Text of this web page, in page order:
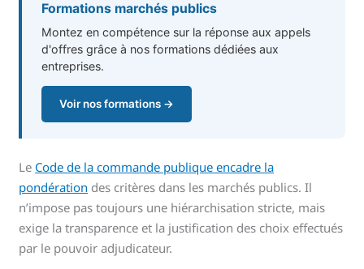
Formations marchés publics
Montez en compétence sur la réponse aux appels
d'offres grâce à nos formations dédiées aux
entreprises.
Voir nos formations →
Le Code de la commande publique encadre la
pondération des critères dans les marchés publics. Il
n’impose pas toujours une hiérarchisation stricte, mais
exige la transparence et la justification des choix effectués
par le pouvoir adjudicateur.